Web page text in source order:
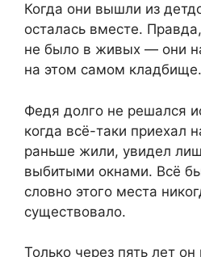
Когда они вышли из
осталась вместе.
не было в живых — они
на этом самом кладбище.
Федя долго не решался
когда всё-таки приехал
раньше жили, увидел
выбитыми окнами. Всё
словно этого места
существовало.
Только через пять лет он